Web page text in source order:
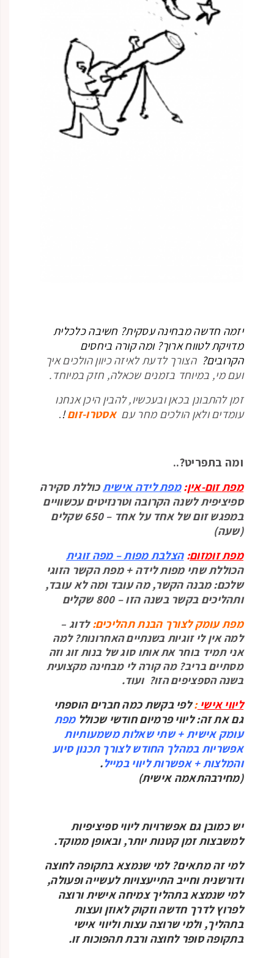
יזמה חדשה מבחינה עסקית? חשיבה כלכלית
מדויקת לטווח ארוך? ומה קורה ביחסים
הקרובים? הצורך לדעת לאיזה כיוון הולכים איך
ועם מי, במיוחד בזמנים שכאלה, חזק במיוחד.
זמן להתבונן בכאן ובעכשיו, להבין היכן אנחנו
עומדים ולאן הולכים מחר עםאסטרו-זום!
.
ומה בתפריט?..
מפת זום-אין:מפת לידה אישיתכוללת סקירה
ספיציפית לשנה הקרובה וטרנזיטים עכשוויים
במפגש זום של אחד על אחד – 650 שקלים
(שעה)
מפת זומזום:הצלבת מפות – מפהזוגית
הכוללת שתי מפות לידה + מפת הקשר הזוגי
שלכם: מבנה הקשר, מה עובד ומה לא עובד,
ותהליכים בקשר בשנה הזו – 800 שקלים
מפת עומק לצורך הבנת תהליכים:לדוג –
למה אין לי זוגיות בשנתיים האחרונות? למה
אני תמיד בוחר את אותו סוג של בנות זוג וזה
מסתיים בריב? מה קורה לי מבחינה מקצועית
בשנה הספציפים הזו? ועוד.
ליווי אישי:לפי בקשת כמה חברים הוספתי
גם את זה: ליווי פרמיום חודשי שכוללמפת
עומק אישית + שתי שאלות משמעותיות
אפשריות במהלך החודש לצורך תכנון סיוע
והמלצות + אפשרות ליווי במייל.
(מחירבהתאמה אישית)
יש כמובן גם אפשרויות ליווי ספיציפיות
למשבצות זמן קטנות יותר, ובאופן ממוקד.
למי זה מתאים? למי שנמצא בתקופה לחוצה
ודורשנית וחייב התייעצויות לעשייה ופעולה,
למי שנמצא בתהליך צמיחה אישית ורוצה
לפרוץ לדרך חדשה וזקוק לאוזן ועצות
בתהליך, ולמי שרוצה עצות וליווי אישי
בתקופה סופר לחוצה ורבת תהפוכות זו.